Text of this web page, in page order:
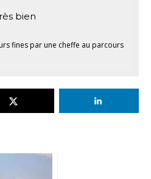
bien
fines par une cheffe au parcours